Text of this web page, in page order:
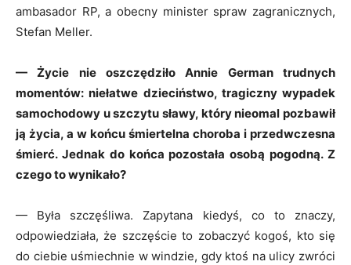
ambasador RP, a obecny minister spraw zagranicznych,
Stefan Meller.
— Życie nie oszczędziło Annie German trudnych
momentów: niełatwe dzieciństwo, tragiczny wypadek
samochodowy u szczytu sławy, który nieomal pozbawił
ją życia, a w końcu śmiertelna choroba i przedwczesna
śmierć. Jednak do końca pozostała osobą pogodną. Z
czego to wynikało?
— Była szczęśliwa. Zapytana kiedyś, co to znaczy,
odpowiedziała, że szczęście to zobaczyć kogoś, kto się
do ciebie uśmiechnie w windzie, gdy ktoś na ulicy zwróci